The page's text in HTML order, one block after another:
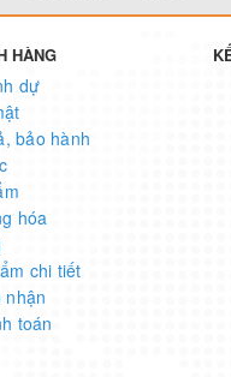
HÀNG
dự
bảo hành
hóa
chi tiết
nhận
toán